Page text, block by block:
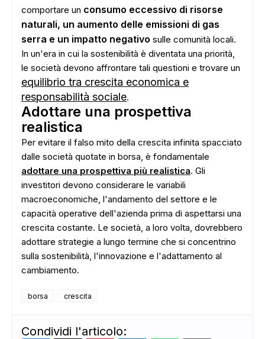
ADS
comportare un consumo eccessivo di risorse
naturali, un aumento delle emissioni di gas
serra e un impatto negativo sulle comunità locali.
In un'era in cui la sostenibilità è diventata una priorità,
le società devono affrontare tali questioni e trovare un
equilibrio tra crescita economica e
responsabilità sociale.
Adottare una prospettiva
realistica
Per evitare il falso mito della crescita infinita spacciato
dalle società quotate in borsa, è fondamentale
adottare una prospettiva più realistica. Gli
investitori devono considerare le variabili
macroeconomiche, l'andamento del settore e le
capacità operative dell'azienda prima di aspettarsi una
crescita costante. Le società, a loro volta, dovrebbero
adottare strategie a lungo termine che si concentrino
sulla sostenibilità, l'innovazione e l'adattamento al
cambiamento.
borsa crescita
Condividi l'articolo: